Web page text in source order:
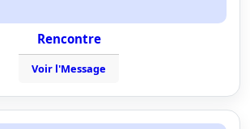
Rencontre
Voir l'Message